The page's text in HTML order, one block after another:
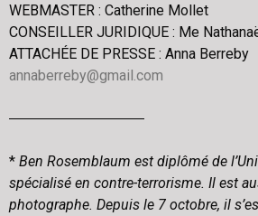
WEBMASTER : Catherine Mollet
CONSEILLER JURIDIQUE : Me
ATTACHÉE DE PRESSE : Anna Berreby
annaberreby@gmail.com
* Ben Rosemblaum est diplômé de
spécialisé en contre-terrorisme. Il est
photographe. Depuis le 7 octobre, il